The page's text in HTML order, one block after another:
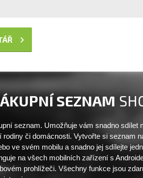
SEZNAM
seznam. Umožňuje vám snadno sdílet
či domácnosti. Vytvořte si seznam
ve svém mobilu a snadno jej sdílejte
na všech mobilních zařízení s
prohlížeči. Všechny funkce jsou